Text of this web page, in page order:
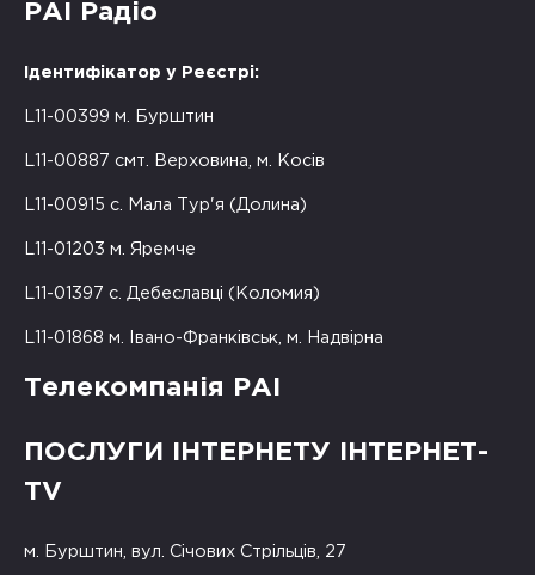
РАІ Радіо
Ідентифікатор у Реєстрі:
L11-00399 м. Бурштин
L11-00887 смт. Верховина, м. Косів
L11-00915 с. Мала Тур'я (Долина)
L11-01203 м. Яремче
L11-01397 с. Дебеславці (Коломия)
L11-01868 м. Івано-Франківськ, м. Надвірна
Телекомпанія РАІ
ПОСЛУГИ ІНТЕРНЕТУ ІНТЕРНЕТ-
TV
м. Бурштин, вул. Січових Стрільців, 27